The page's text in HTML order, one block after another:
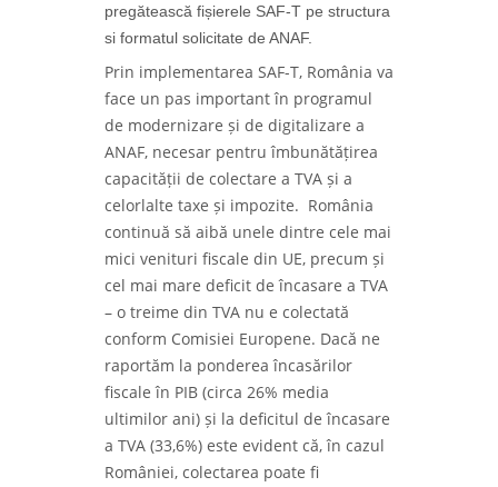
pregătească fișierele SAF-T pe structura
si formatul solicitate de ANAF.
Prin implementarea SAF-T, România va
face un pas important în programul
de modernizare și de digitalizare a
ANAF, necesar pentru îmbunătățirea
capacității de colectare a TVA și a
celorlalte taxe și impozite. România
continuă să aibă unele dintre cele mai
mici venituri fiscale din UE, precum și
cel mai mare deficit de încasare a TVA
– o treime din TVA nu e colectată
conform Comisiei Europene. Dacă ne
raportăm la ponderea încasărilor
fiscale în PIB (circa 26% media
ultimilor ani) și la deficitul de încasare
a TVA (33,6%) este evident că, în cazul
României, colectarea poate fi